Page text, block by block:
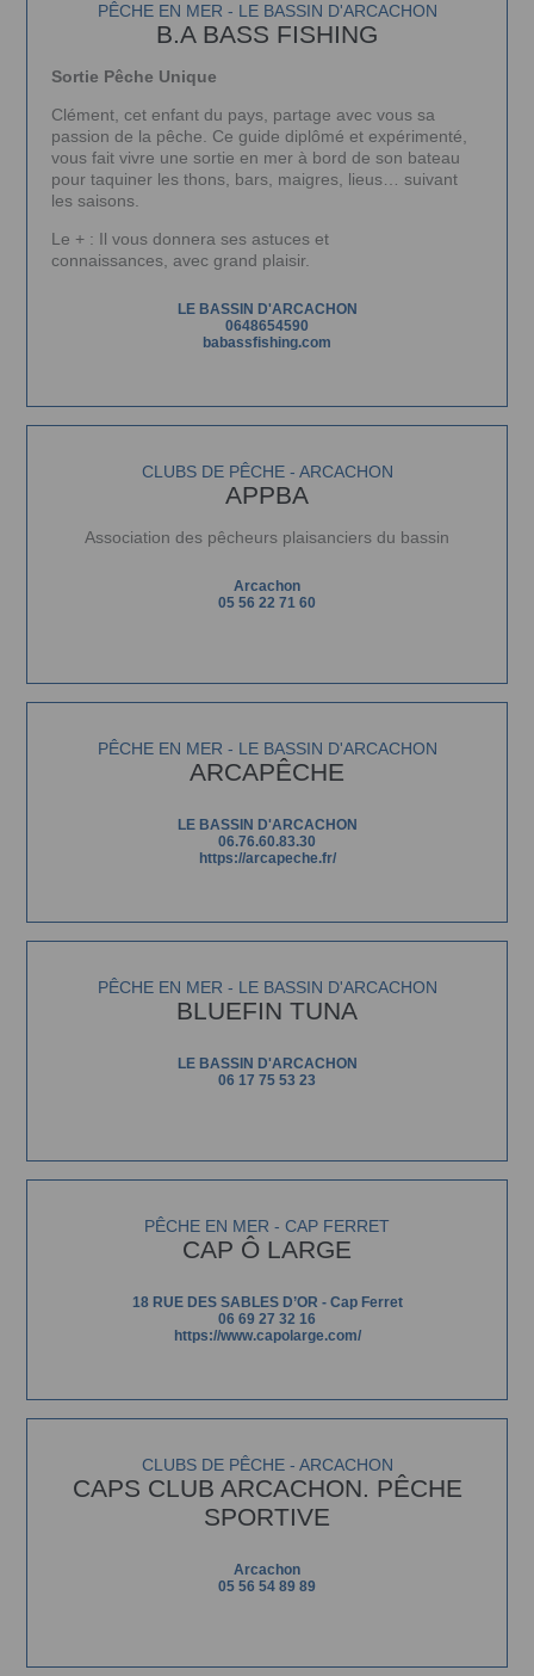
PÊCHE EN MER - LE BASSIN D'ARCACHON
B.A BASS FISHING
Sortie Pêche Unique
Clément, cet enfant du pays, partage avec vous sa
passion de la pêche. Ce guide diplômé et expérimenté,
vous fait vivre une sortie en mer à bord de son bateau
pour taquiner les thons, bars, maigres, lieus… suivant
les saisons.
Le + : Il vous donnera ses astuces et
connaissances, avec grand plaisir.
LE BASSIN D'ARCACHON
0648654590
babassfishing.com
CLUBS DE PÊCHE - ARCACHON
APPBA
Association des pêcheurs plaisanciers du bassin
Arcachon
05 56 22 71 60
PÊCHE EN MER - LE BASSIN D'ARCACHON
ARCAPÊCHE
LE BASSIN D'ARCACHON
06.76.60.83.30
https://arcapeche.fr/
PÊCHE EN MER - LE BASSIN D'ARCACHON
BLUEFIN TUNA
LE BASSIN D'ARCACHON
06 17 75 53 23
PÊCHE EN MER - CAP FERRET
CAP Ô LARGE
18 RUE DES SABLES D’OR - Cap Ferret
06 69 27 32 16
https://www.capolarge.com/
CLUBS DE PÊCHE - ARCACHON
CAPS CLUB ARCACHON. PÊCHE
SPORTIVE
Arcachon
05 56 54 89 89